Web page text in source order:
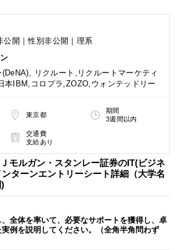
公開｜性別非公開｜理系
リクルート,リクルートマーケティ
本IBM,コロプラ,ZOZO,ウォンテッドリー
東京都
期間
3週間以内
交通費
支給あり
モルガン・スタンレー証券のIT(ビジネ
ターンエントリーシート詳細（大学名
全体を率いて、必要なサポートを獲得し、卓
例を説明してください。（全角半角問わず